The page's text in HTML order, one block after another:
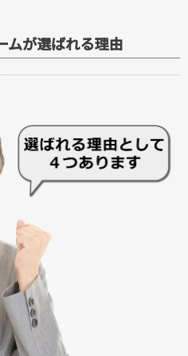
ムが選ばれる理由